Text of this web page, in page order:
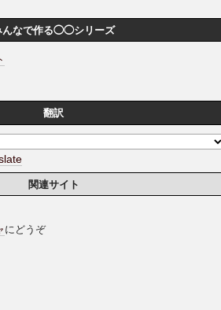
んなで作る◯◯シリーズ
翻訳
関連サイト
にどうぞ